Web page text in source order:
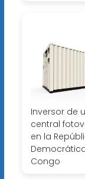
Inversor de
central
en la
Congo